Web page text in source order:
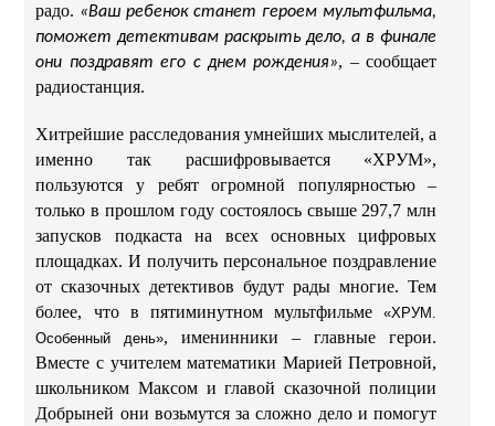
радо. «Ваш ребенок станет героем мультфильма,
поможет детективам раскрыть дело, а в финале
они поздравят его с днем рождения», – сообщает
радиостанция.
Хитрейшие расследования умнейших мыслителей, а
именно так расшифровывается «ХРУМ»,
пользуются у ребят огромной популярностью –
только в прошлом году состоялось свыше 297,7 млн
запусков подкаста на всех основных цифровых
площадках. И получить персональное поздравление
от сказочных детективов будут рады многие. Тем
более, что в пятиминутном мультфильме«ХРУМ.
Особенный день», именинники – главные герои.
Вместе с учителем математики Марией Петровной,
школьником Максом и главой сказочной полиции
Добрыней они возьмутся за сложно дело и помогут